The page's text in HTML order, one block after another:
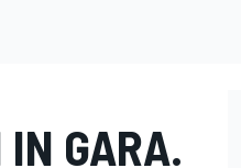
IN GARA.